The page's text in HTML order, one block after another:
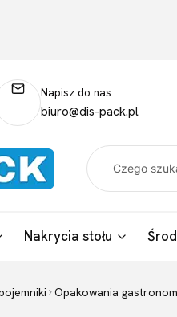
Napisz do nas
biuro@dis-pack.pl
Nakrycia stołu
Opakowania